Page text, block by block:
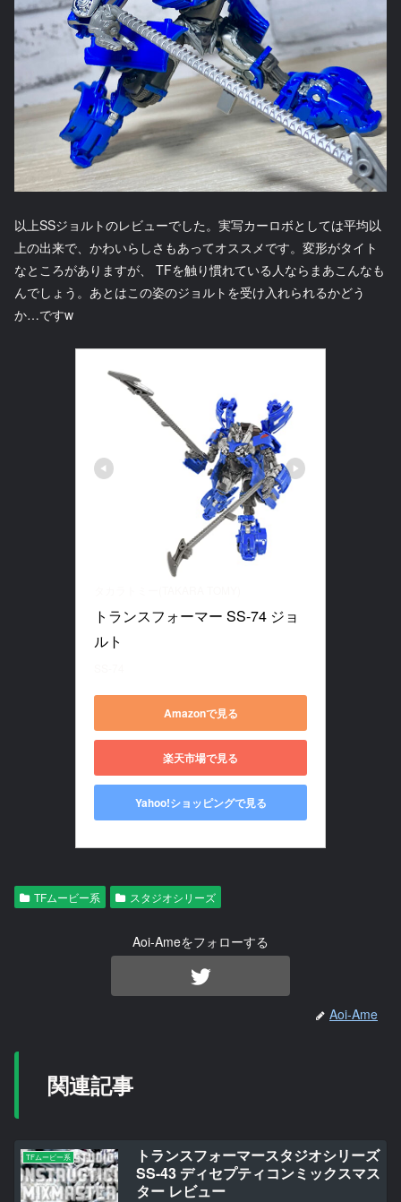
以上SSジョルトのレビューでした。実写カーロボとしては平均以
上の出来で、かわいらしさもあってオススメです。変形がタイト
なところがありますが、 TFを触り慣れている人ならまあこんなも
んでしょう。あとはこの姿のジョルトを受け入れられるかどう
か…ですw
トランスフォーマー SS-74 ジョ
ルト
Amazonで見る
楽天市場で見る
Yahoo!ショッピングで見る
TFムービー系 スタジオシリーズ
Aoi-Ameをフォローする
Aoi-Ame
関連記事
TFムービー系
トランスフォーマースタジオシリーズ
SS-43 ディセプティコンミックスマス
ター レビュー